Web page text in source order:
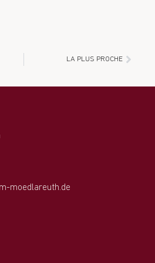
LA PLUS PROCHE
moedlareuth.de